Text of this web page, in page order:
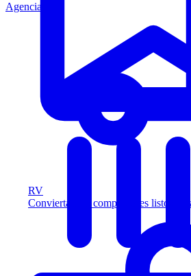
RV
Convierta más compradores listos
Agencia